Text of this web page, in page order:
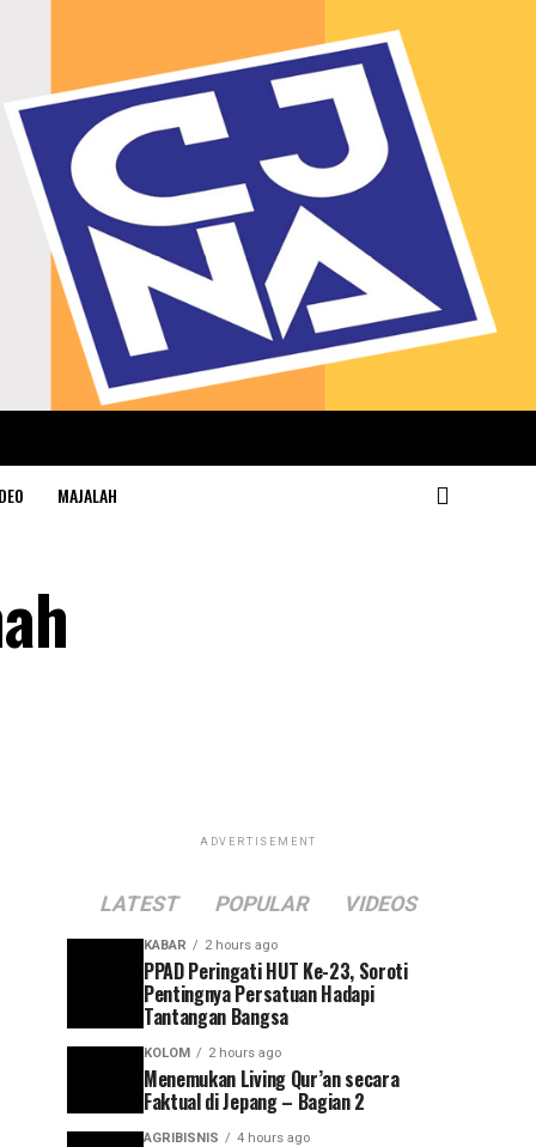
MAJALAH
ADVERTISEMENT
LATEST POPULAR VIDEOS
KABAR 2 hours ago
PPAD Peringati HUT Ke-23, Soroti
Pentingnya Persatuan Hadapi
Tantangan Bangsa
KOLOM 2 hours ago
Menemukan Living Qur’an secara
Faktual di Jepang – Bagian 2
AGRIBISNIS 4 hours ago